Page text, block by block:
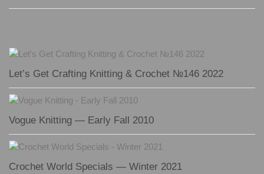
Let’s Get Crafting Knitting & Crochet №146 2022
Vogue Knitting — Early Fall 2010
Crochet World Specials — Winter 2021